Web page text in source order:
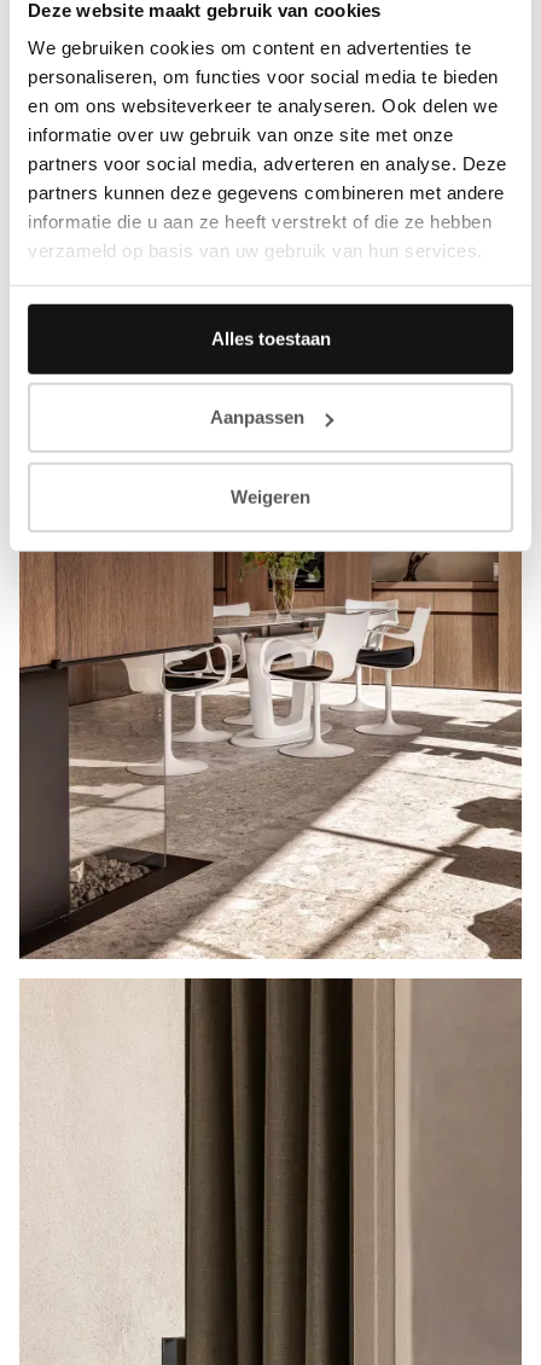
Deze website maakt gebruik van cookies
We gebruiken cookies om content en advertenties te
personaliseren, om functies voor social media te bieden
en om ons websiteverkeer te analyseren. Ook delen we
informatie over uw gebruik van onze site met onze
partners voor social media, adverteren en analyse. Deze
partners kunnen deze gegevens combineren met andere
informatie die u aan ze heeft verstrekt of die ze hebben
verzameld op basis van uw gebruik van hun services.
Alles toestaan
Aanpassen
Weigeren